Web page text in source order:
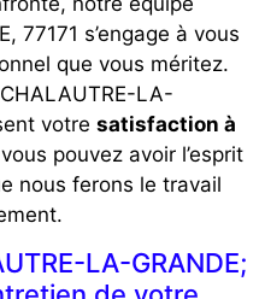
77171 s’engage à vous
que vous méritez.
CHALAUTRE-LA-
votre satisfaction à
pouvez avoir l’esprit
nous ferons le travail
LA-GRANDE;